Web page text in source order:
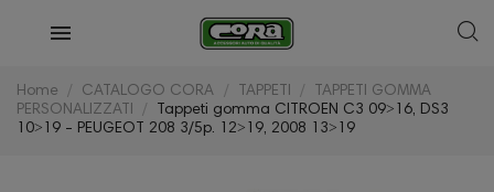
Home CATALOGO CORA TAPPETI
TAPPETI GOMMA
PERSONALIZZATI
Tappeti gomma CITROEN C3 09˃16, DS3
10˃19 - PEUGEOT 208 3/5p. 12˃19, 2008 13˃19